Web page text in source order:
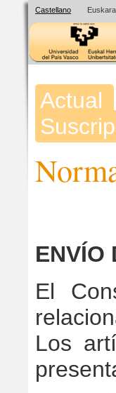
Castellano Euskara
Actual
ENVÍO
El
Los